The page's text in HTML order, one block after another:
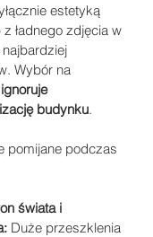
estetyką
ładnego zdjęcia w
najbardziej
Wybór na
ignoruje
budynku.
pomijane podczas
świata i
Duże przeszklenia